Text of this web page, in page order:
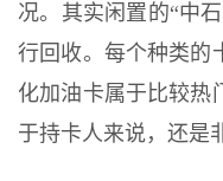
况。其实闲置的“中
行回收。每个种类的
化加油卡属于比较热
于持卡人来说，还是